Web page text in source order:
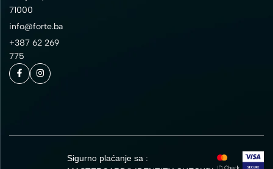
71000
info@forte.ba
+387 62 269
775
Sigurno plaćanje sa :